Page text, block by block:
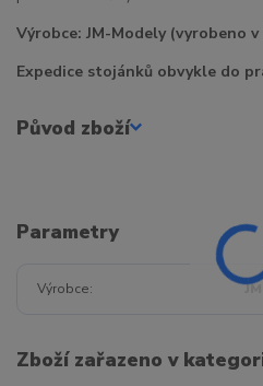
Výrobce: JM-Modely (vyrobeno v
Expedice stojánků obvykle do
Původ zboží
Parametry
Výrobce
Zboží zařazeno v